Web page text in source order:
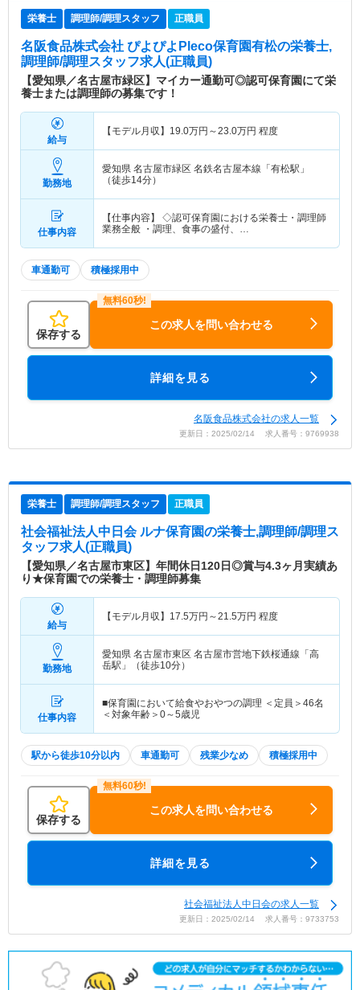
栄養士 調理師/調理スタッフ 正職員
名阪食品株式会社 ぴよぴよPleco保育園有松の栄養士,
調理師/調理スタッフ求人(正職員)
【愛知県／名古屋市緑区】マイカー通勤可◎認可保育園にて栄
養士または調理師の募集です！
給与
【モデル月収】 19.0万円～23.0万円 程度
勤務地
愛知県 名古屋市緑区 名鉄名古屋本線「有松駅」
（徒歩14分）
仕事内容
【仕事内容】 ◇認可保育園における栄養士・調理師
業務全般 ・調理、食事の盛付、…
車通勤可 積極採用中
保存する
この求人を問い合わせる
詳細を見る
名阪食品株式会社の求人一覧
更新日：2025/02/14 求人番号：9769938
栄養士 調理師/調理スタッフ 正職員
社会福祉法人中日会 ルナ保育園の栄養士,調理師/調理ス
タッフ求人(正職員)
【愛知県／名古屋市東区】年間休日120日◎賞与4.3ヶ月実績あ
り★保育園での栄養士・調理師募集
給与
【モデル月収】 17.5万円～21.5万円 程度
勤務地
愛知県 名古屋市東区 名古屋市営地下鉄桜通線「高
岳駅」（徒歩10分）
仕事内容
■保育園において給食やおやつの調理 ＜定員＞46名
＜対象年齢＞0～5歳児
駅から徒歩10分以内 車通勤可 残業少なめ 積極採用中
保存する
この求人を問い合わせる
詳細を見る
社会福祉法人中日会の求人一覧
更新日：2025/02/14 求人番号：9733753